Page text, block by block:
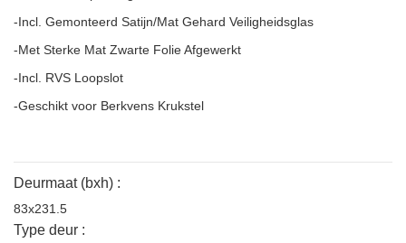
-Incl. Gemonteerd Satijn/Mat Gehard Veiligheidsglas
-Met Sterke Mat Zwarte Folie Afgewerkt
-Incl. RVS Loopslot
-Geschikt voor Berkvens Krukstel
Deurmaat (bxh) :
83x231.5
Type deur :